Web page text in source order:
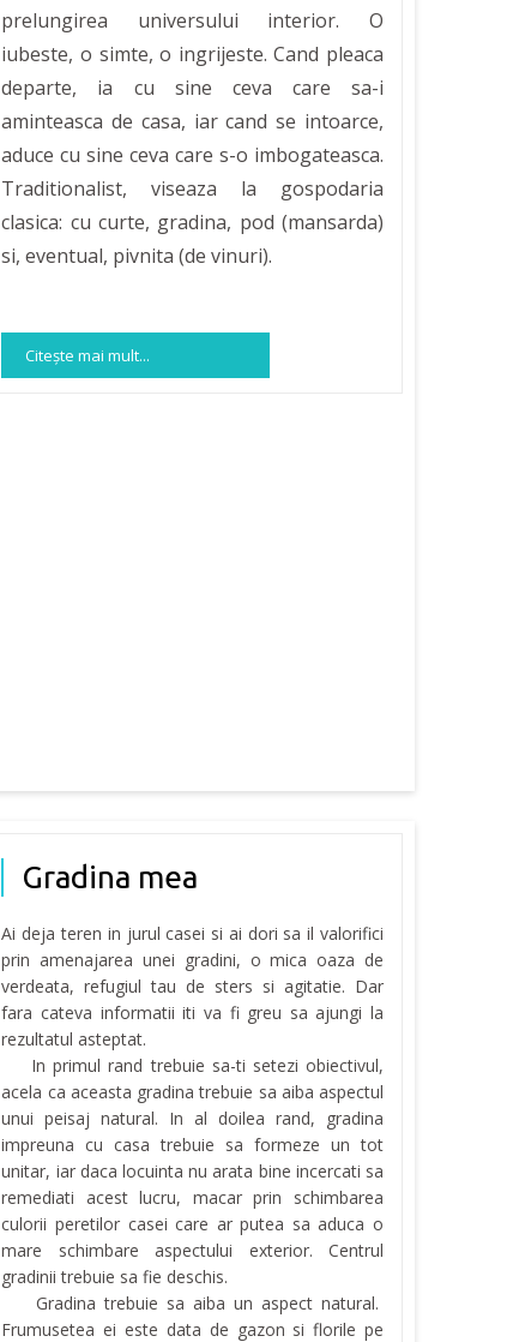
prelungirea universului interior. O
iubeste, o simte, o ingrijeste. Cand pleaca
departe, ia cu sine ceva care sa-i
aminteasca de casa, iar cand se intoarce,
aduce cu sine ceva care s-o imbogateasca.
Traditionalist, viseaza la gospodaria
clasica: cu curte, gradina, pod (mansarda)
si, eventual, pivnita (de vinuri).
Citeşte mai mult...
Gradina mea
Ai deja teren in jurul casei si ai dori sa il valorifici
prin amenajarea unei gradini, o mica oaza de
verdeata, refugiul tau de sters si agitatie. Dar
fara cateva informatii iti va fi greu sa ajungi la
rezultatul asteptat.
In primul rand trebuie sa-ti setezi obiectivul,
acela ca aceasta gradina trebuie sa aiba aspectul
unui peisaj natural. In al doilea rand, gradina
impreuna cu casa trebuie sa formeze un tot
unitar, iar daca locuinta nu arata bine incercati sa
remediati acest lucru, macar prin schimbarea
culorii peretilor casei care ar putea sa aduca o
mare schimbare aspectului exterior. Centrul
gradinii trebuie sa fie deschis.
Gradina trebuie sa aiba un aspect natural.
Frumusetea ei este data de gazon si florile pe